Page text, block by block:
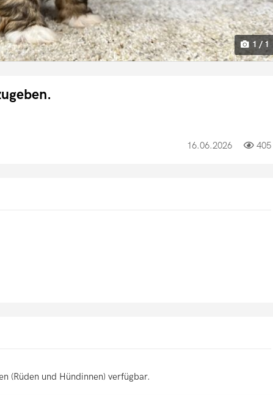
1 / 1
16.06.2026 405
(Rüden und Hündinnen) verfügbar.